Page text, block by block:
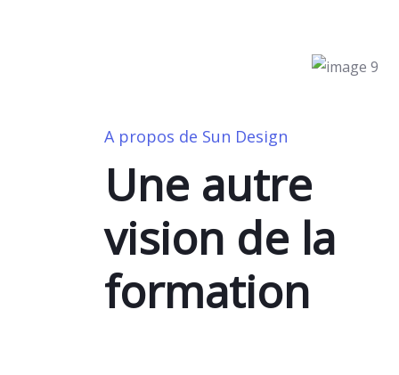
A propos de Sun Design
Une autre
vision de la
formation